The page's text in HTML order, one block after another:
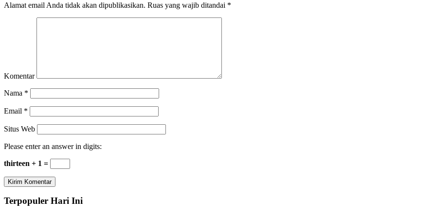
Alamat email Anda tidak akan dipublikasikan. Ruas yang wajib ditandai *
Komentar
Nama *
Email *
Situs Web
Please enter an answer in digits:
thirteen + 1 =
Terpopuler Hari Ini